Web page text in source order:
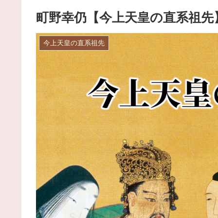
町野幸仍【今上天皇の直系祖先
今上天皇の直系祖先